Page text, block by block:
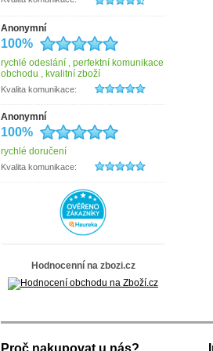
Esprit
Estelle
EYE
fabrizio
Famito
Fiorucci
Gabor
Genevian
Hajn
Hama
Hedgren
herlitz
Hide&Stitches
Jack Wolfskin
Kristy.X
Lagen
Le Sands
Mustang
New Bags
Anonymní
100%
rychlé odeslání , perfektní komunikace
obchodu , kvalitní zboží
Kvalita komunikace:
Anonymní
100%
rychlé doručení
Kvalita komunikace:
Hodnocenní na zbozi.cz
Proč nakupovat u nás?